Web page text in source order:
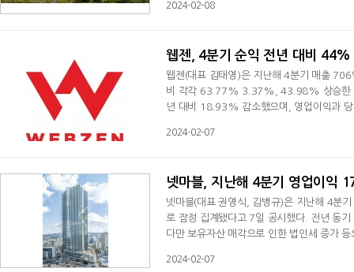
은 모바일게임이 1조2004억 원, PC게임이
2024-02-08
웹젠, 4분기 순익 전년 대비 44%
웹젠(대표 김태영)은 지난해 4분기 매출
비 각각 63.77% 3.37%, 43.98% 상승한
년 대비 18.93% 감소했으며, 영업이익과
등의 신작 출시가 이어지면서 하락폭이 상
2024-02-07
넷마블, 지난해 4분기 영업이익
넷마블(대표 권영식, 김병규)은 지난해 4분
로 잠정 집계됐다고 7일 공시했다. 전년 동
다만 보유자산 매각으로 인한 법인세 증가
마블은 전 분기 대비 매출이 성장하고 영업
2024-02-07